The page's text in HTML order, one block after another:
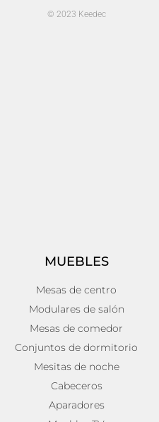
© 2023 Keedec
MUEBLES
Mesas de centro
Modulares de salón
Mesas de comedor
Conjuntos de dormitorio
Mesitas de noche
Cabeceros
Aparadores